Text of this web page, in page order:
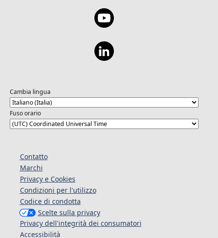
Cambia lingua
Fuso orario
Contatto
Marchi
Privacy e Cookies
Condizioni per l'utilizzo
Codice di condotta
Scelte sulla privacy
Privacy dell'integrità dei consumatori
Accessibilità